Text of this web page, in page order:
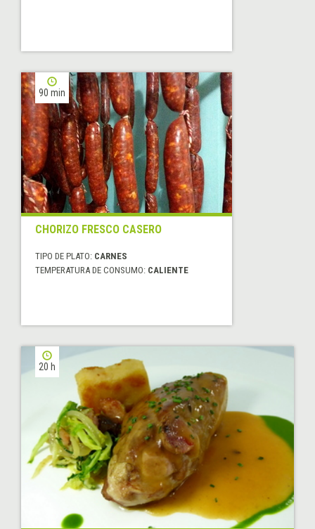
90 min
CHORIZO FRESCO CASERO
TIPO DE PLATO: CARNES
TEMPERATURA DE CONSUMO: CALIENTE
20 h